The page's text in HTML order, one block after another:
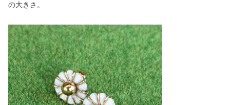
の大きさ。